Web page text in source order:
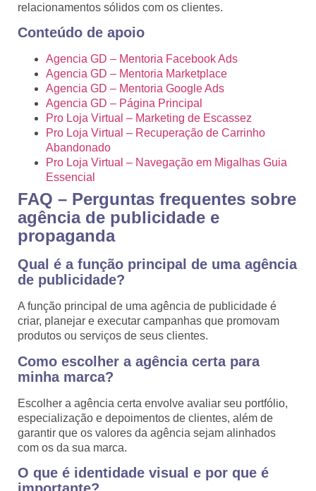
relacionamentos sólidos com os clientes.
Conteúdo de apoio
Agencia GD – Mentoria Facebook Ads
Agencia GD – Mentoria Marketplace
Agencia GD – Mentoria Google Ads
Agencia GD – Página Principal
Pro Loja Virtual – Marketing de Escassez
Pro Loja Virtual – Recuperação de Carrinho
Abandonado
Pro Loja Virtual – Navegação em Migalhas Guia
Essencial
FAQ – Perguntas frequentes sobre
agência de publicidade e
propaganda
Qual é a função principal de uma agência
de publicidade?
A função principal de uma agência de publicidade é
criar, planejar e executar campanhas que promovam
produtos ou serviços de seus clientes.
Como escolher a agência certa para
minha marca?
Escolher a agência certa envolve avaliar seu portfólio,
especialização e depoimentos de clientes, além de
garantir que os valores da agência sejam alinhados
com os da sua marca.
O que é identidade visual e por que é